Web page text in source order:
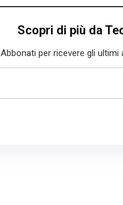
Scopri di più da
Abbonati per ricevere gli ultimi